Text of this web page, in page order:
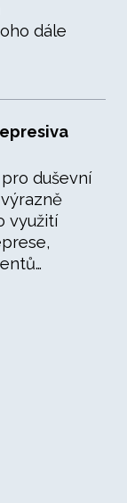
dále
duševní
využití